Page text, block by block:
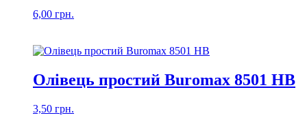
6,00 грн.
Олівець простий Buromax 8501 HB
3,50 грн.